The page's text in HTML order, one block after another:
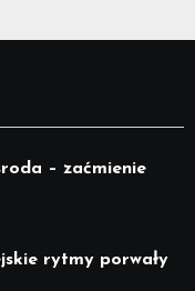
– zaćmienie
rytmy porwały